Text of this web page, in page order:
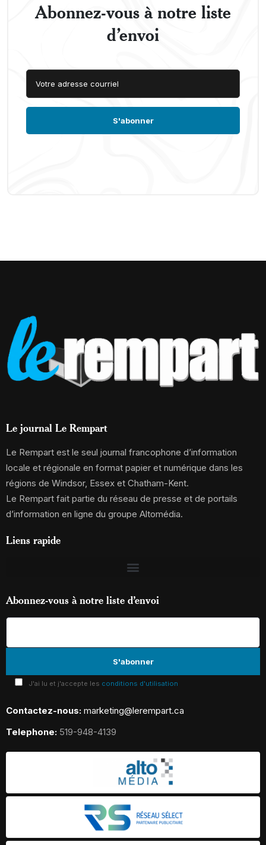
Abonnez-vous à notre liste
d’envoi
Le journal Le Rempart
Le Rempart est le seul journal francophone d’information
locale et régionale en format papier et numérique dans les
régions de Windsor, Essex et Chatham-Kent.
Le Rempart fait partie du réseau de presse et de portails
d’information en ligne du groupe Altomédia.
Liens rapide
Abonnez-vous à notre liste d’envoi
J'ai lu et j'accepte les conditions d'utilisation
Contactez-nous: marketing@lerempart.ca
Telephone: 519-948-4139